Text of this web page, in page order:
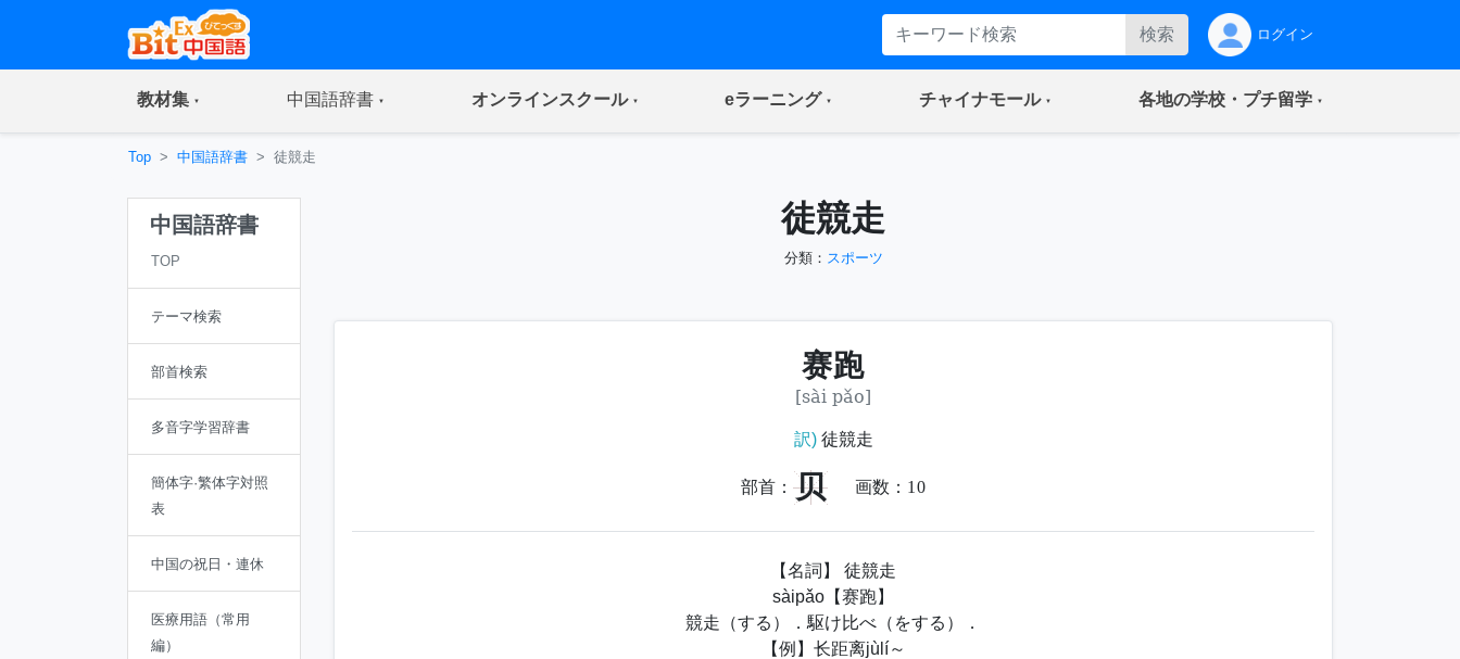
検索 ログイン
教材集(current) 中国語辞書(current) オンラインスクール(current) eラーニング(current) チャイナモール(current) 各地の学校・プチ留学(current)
Top 中国語辞書 徒競走
中国語辞書
TOP
テーマ検索
部首検索
多音字学習辞書
簡体字·繁体字対照
表
中国の祝日・連休
医療用語（常用
編）
徒競走
分類： スポーツ
赛跑
[sài pǎo]
訳)徒競走
部首： 贝 画数： 10
【名詞】 徒競走
sàipǎo【赛跑】
競走（する）．駆け比べ（をする）．
【例】长距离jùlí～